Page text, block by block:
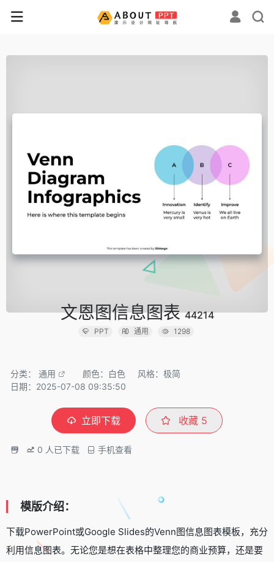
文恩图信息图表44214
PPT 通用 1298
分类： 通用 颜色：白色
风格：极简
日期：2025-07-08 09:35:50
立即下载 收藏 5
0 人已下载 手机查看
模版介绍：
下载PowerPoint或Google Slides的Venn图信息图表模板，充分
利用信息图表。无论您是想在表格中整理您的商业预算，还是要